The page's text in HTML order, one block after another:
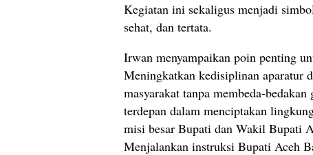
Kegiatan ini sekaligus menjadi
sehat, dan tertata.
Irwan menyampaikan poin penting
Meningkatkan kedisiplinan aparatur
masyarakat tanpa membeda-
terdepan dalam menciptakan
misi besar Bupati dan Wakil Bupati
Menjalankan instruksi Bupati Aceh